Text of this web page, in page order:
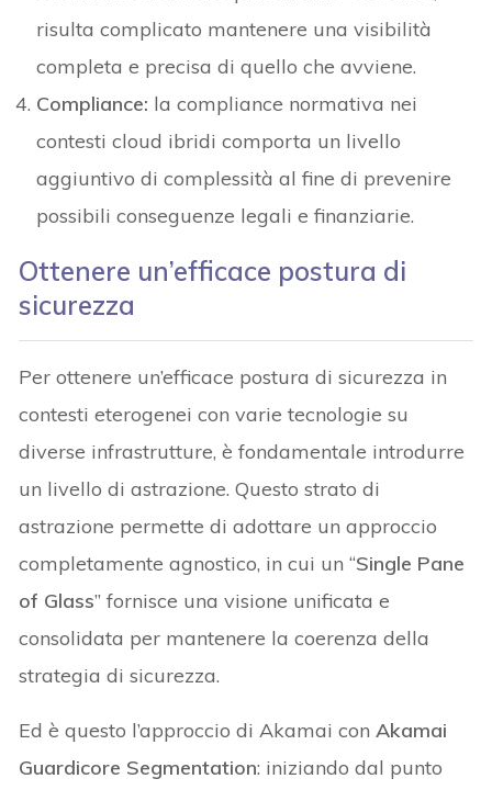
risulta complicato mantenere una visibilità
completa e precisa di quello che avviene.
Compliance: la compliance normativa nei
contesti cloud ibridi comporta un livello
aggiuntivo di complessità al fine di prevenire
possibili conseguenze legali e finanziarie.
Ottenere un’efficace postura di
sicurezza
Per ottenere un’efficace postura di sicurezza in
contesti eterogenei con varie tecnologie su
diverse infrastrutture, è fondamentale introdurre
un livello di astrazione. Questo strato di
astrazione permette di adottare un approccio
completamente agnostico, in cui un “Single Pane
of Glass” fornisce una visione unificata e
consolidata per mantenere la coerenza della
strategia di sicurezza.
Ed è questo l’approccio di Akamai conAkamai
Guardicore Segmentation: iniziando dal punto